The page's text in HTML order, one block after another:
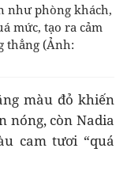
như phòng khách,
mức, tạo ra cảm
thẳng (Ảnh:
màu đỏ khiến
nóng, còn Nadia
cam tươi “quá